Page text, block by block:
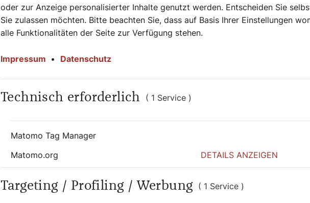
19. Februar 2026
oder zur Anzeige personalisierter Inhalte genutzt werden. Entscheiden Sie
Sie zulassen möchten. Bitte beachten Sie, dass auf Basis Ihrer Einstellungen
alle Funktionalitäten der Seite zur Verfügung stehen.
Impressum • Datenschutz
Technisch erforderlich ( 1 Service )
Matomo Tag Manager
Matomo.org
DETAILS ANZEIGEN
Targeting / Profiling / Werbung ( 1 Service )